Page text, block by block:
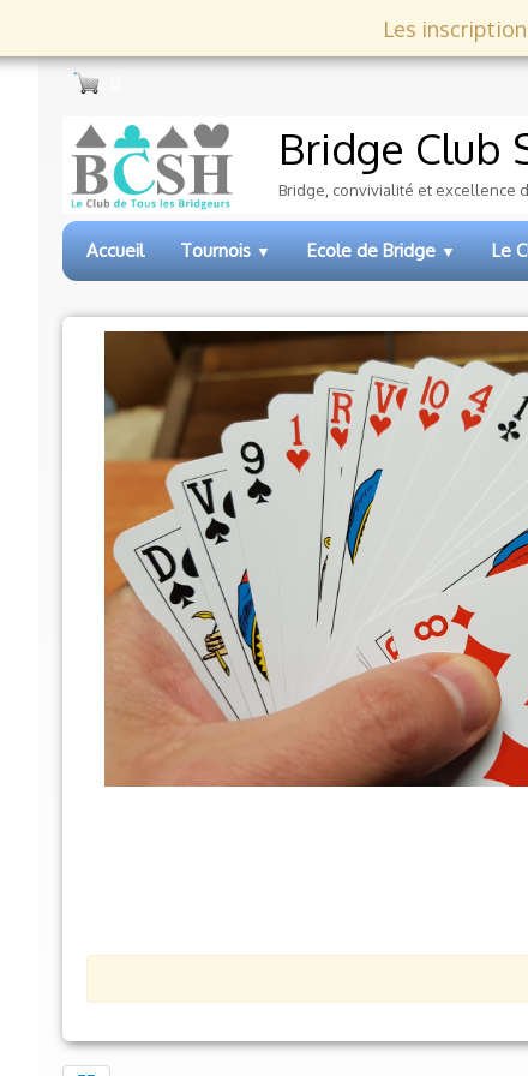
Les
Bridge Club
Bridge, convivialité et excellence
Accueil Tournois▼ Ecole de Bridge▼ Le